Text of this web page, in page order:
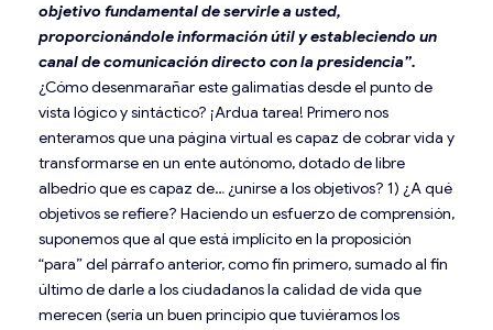
objetivo fundamental de servirle a usted,
proporcionándole información útil y estableciendo un
canal de comunicación directo con la presidencia”.
¿Cómo desenmarañar este galimatías desde el punto de
vista lógico y sintáctico? ¡Ardua tarea! Primero nos
enteramos que una página virtual es capaz de cobrar vida y
transformarse en un ente autónomo, dotado de libre
albedrío que es capaz de… ¿unirse a los objetivos? 1) ¿A qué
objetivos se refiere? Haciendo un esfuerzo de comprensión,
suponemos que al que está implícito en la proposición
“para” del párrafo anterior, como fin primero, sumado al fin
último de darle a los ciudadanos la calidad de vida que
merecen (sería un buen principio que tuviéramos los